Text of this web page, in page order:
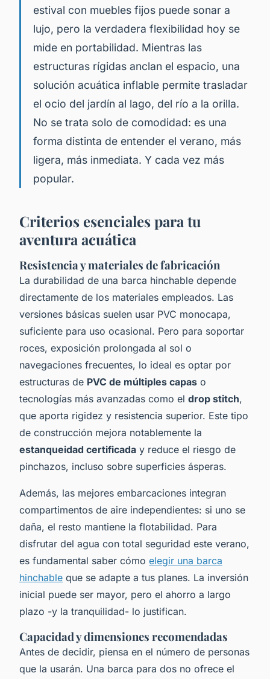
estival con muebles fijos puede sonar a
lujo, pero la verdadera flexibilidad hoy se
mide en portabilidad. Mientras las
estructuras rígidas anclan el espacio, una
solución acuática inflable permite trasladar
el ocio del jardín al lago, del río a la orilla.
No se trata solo de comodidad: es una
forma distinta de entender el verano, más
ligera, más inmediata. Y cada vez más
popular.
Criterios esenciales para tu
aventura acuática
Resistencia y materiales de fabricación
La durabilidad de una barca hinchable depende
directamente de los materiales empleados. Las
versiones básicas suelen usar PVC monocapa,
suficiente para uso ocasional. Pero para soportar
roces, exposición prolongada al sol o
navegaciones frecuentes, lo ideal es optar por
estructuras de PVC de múltiples capas o
tecnologías más avanzadas como el drop stitch,
que aporta rigidez y resistencia superior. Este tipo
de construcción mejora notablemente la
estanqueidad certificada y reduce el riesgo de
pinchazos, incluso sobre superficies ásperas.
Además, las mejores embarcaciones integran
compartimentos de aire independientes: si uno se
daña, el resto mantiene la flotabilidad. Para
disfrutar del agua con total seguridad este verano,
es fundamental saber cómo elegir una barca
hinchable que se adapte a tus planes. La inversión
inicial puede ser mayor, pero el ahorro a largo
plazo -y la tranquilidad- lo justifican.
Capacidad y dimensiones recomendadas
Antes de decidir, piensa en el número de personas
que la usarán. Una barca para dos no ofrece el